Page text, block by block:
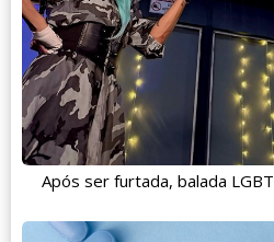
Após ser furtada, balada